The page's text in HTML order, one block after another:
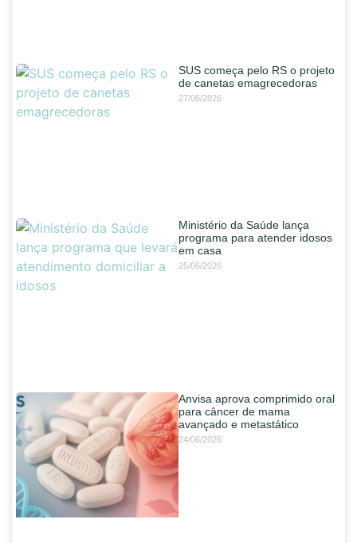
SUS começa pelo RS o projeto
de canetas emagrecedoras
27/06/2026
Ministério da Saúde lança
programa para atender idosos
em casa
25/06/2026
Anvisa aprova comprimido oral
para câncer de mama
avançado e metastático
24/06/2026